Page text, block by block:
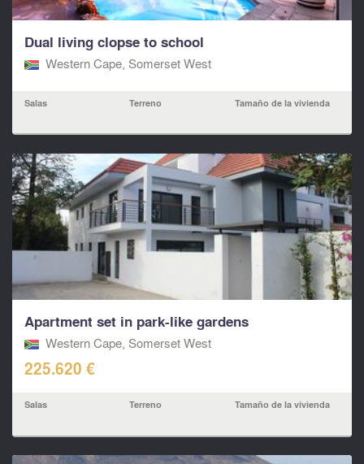
Dual living clopse to school
Western Cape, Somerset West
Salas Terreno Tamaño de la vivienda
Apartment set in park-like gardens
Western Cape, Somerset West
225.620 €
Salas Terreno Tamaño de la vivienda